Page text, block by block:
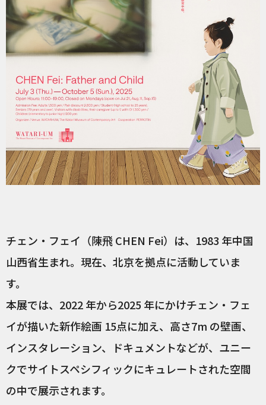
チェン・フェイ（陳飛 CHEN Fei）は、1983 年中国
山西省生まれ。現在、北京を拠点に活動していま
す。
本展では、2022 年から2025 年にかけチェン・フェ
イが描いた新作絵画 15点に加え、高さ7m の壁画、
インスタレーション、ドキュメントなどが、ユニー
クでサイトスペシフィックにキュレートされた空間
の中で展示されます。